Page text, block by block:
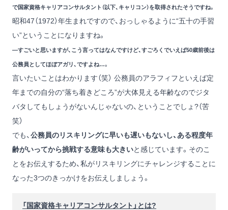
で国家資格キャリアコンサルタント（以下、キャリコン）を取得されたそうですね。
昭和47（1972）年生まれですので、おっしゃるように“五十の手習
い”ということになりますね。
―すごいと思いますが、こう言ってはなんですけど、すごろくでいえば50歳前後は
公務員としてほぼアガリ、ですよね…。
言いたいことはわかります（笑） 公務員のアラフィフといえば定
年までの自分の“落ち着きどころ”が大体見える年齢なのでジタ
バタしてもしょうがないんじゃないの、ということでしょ?（苦
笑）
でも、 公務員のリスキリングに早いも遅いもないし、ある程度年
齢がいってから挑戦する意味も大きいと感じています。そのこ
とをお伝えするため、私がリスキリングにチャレンジすることに
なった3つのきっかけをお伝えしましょう。
「国家資格キャリアコンサルタント」とは?